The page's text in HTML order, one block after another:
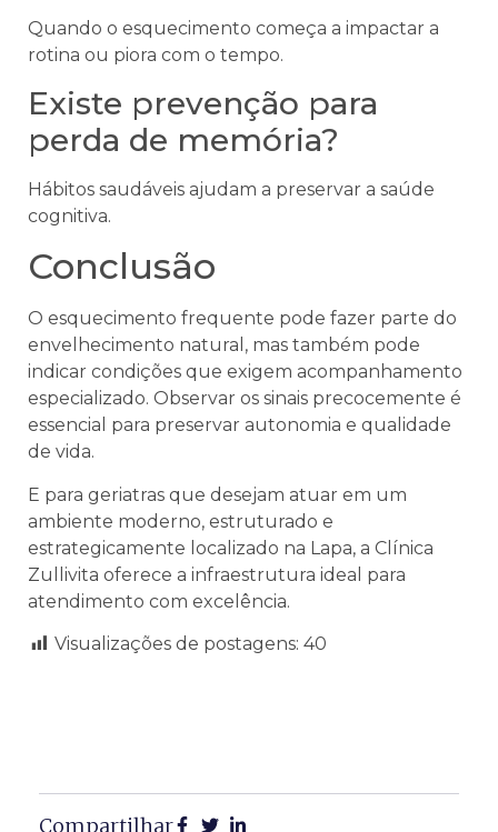
Quando o esquecimento começa a impactar a
rotina ou piora com o tempo.
Existe prevenção para
perda de memória?
Hábitos saudáveis ajudam a preservar a saúde
cognitiva.
Conclusão
O esquecimento frequente pode fazer parte do
envelhecimento natural, mas também pode
indicar condições que exigem acompanhamento
especializado. Observar os sinais precocemente é
essencial para preservar autonomia e qualidade
de vida.
E para geriatras que desejam atuar em um
ambiente moderno, estruturado e
estrategicamente localizado na Lapa, a Clínica
Zullivita oferece a infraestrutura ideal para
atendimento com excelência.
Visualizações de postagens: 40
Compartilhar